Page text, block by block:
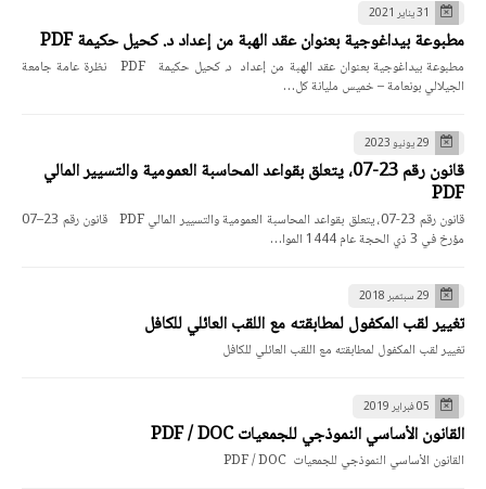
31 يناير 2021
مطبوعة بيداغوجية بعنوان عقد الهبة من إعداد د. كحيل حكيمة PDF
مطبوعة بيداغوجية بعنوان عقد الهبة من إعداد د. كحيل حكيمة PDF نظرة عامة جامعة
الجيلالي بونعامة – خميس مليانة كل…
29 يونيو 2023
قانون رقم 23-07، يتعلق بقواعد المحاسبة العمومية والتسيير المالي
PDF
قانون رقم 23-07، يتعلق بقواعد المحاسبة العمومية والتسيير المالي PDF قانون رقم 23–07
مؤرخ في 3 ذي الحجة عام 1444 الموا…
29 سبتمبر 2018
تغيير لقب المكفول لمطابقته مع اللقب العائلي للكافل
تغيير لقب المكفول لمطابقته مع اللقب العائلي للكافل
05 فبراير 2019
القانون الأساسي النموذجي للجمعيات PDF / DOC
القانون الأساسي النموذجي للجمعيات PDF / DOC